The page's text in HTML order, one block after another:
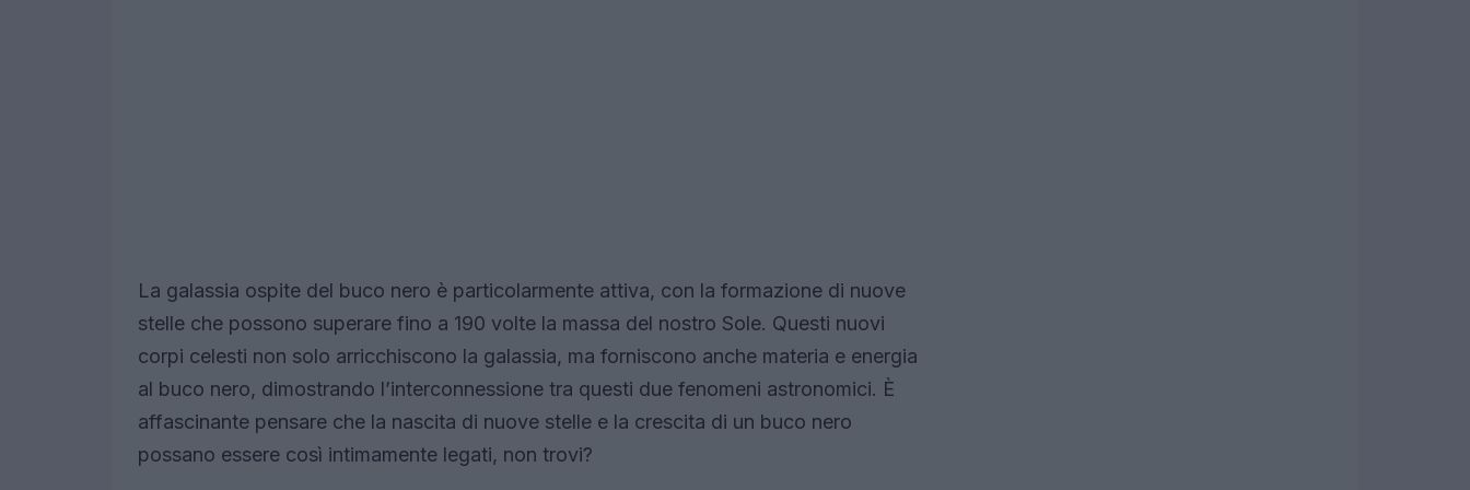
La galassia ospite del buco nero è particolarmente attiva, con la formazione di nuove
stelle che possono superare fino a 190 volte la massa del nostro Sole. Questi nuovi
corpi celesti non solo arricchiscono la galassia, ma forniscono anche materia e energia
al buco nero, dimostrando l’interconnessione tra questi due fenomeni astronomici. È
affascinante pensare che la nascita di nuove stelle e la crescita di un buco nero
possano essere così intimamente legati, non trovi?